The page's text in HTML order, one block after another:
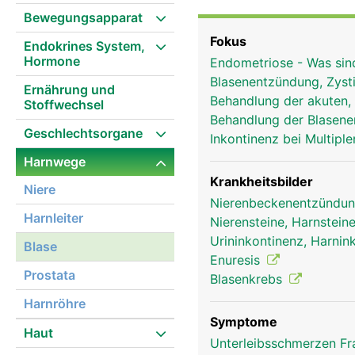
Bewegungsapparat
Endokrines System,
Hormone
Ernährung und
Stoffwechsel
Geschlechtsorgane
Harnwege
Niere
Harnleiter
Blase
Prostata
Harnröhre
Haut
halb gefüllt ist. Der
den inneren und den
willentlich
entspannt, kann der
dass vor der gewollten
Fokus
Endometriose - Was
Blasenentzündung,
Behandlung der
Behandlung der
Inkontinenz bei
Krankheitsbilder
Nierensteine,
Urininkontinenz,
Enuresis
Blasenkrebs
Symptome
Unterleibsschmerzen